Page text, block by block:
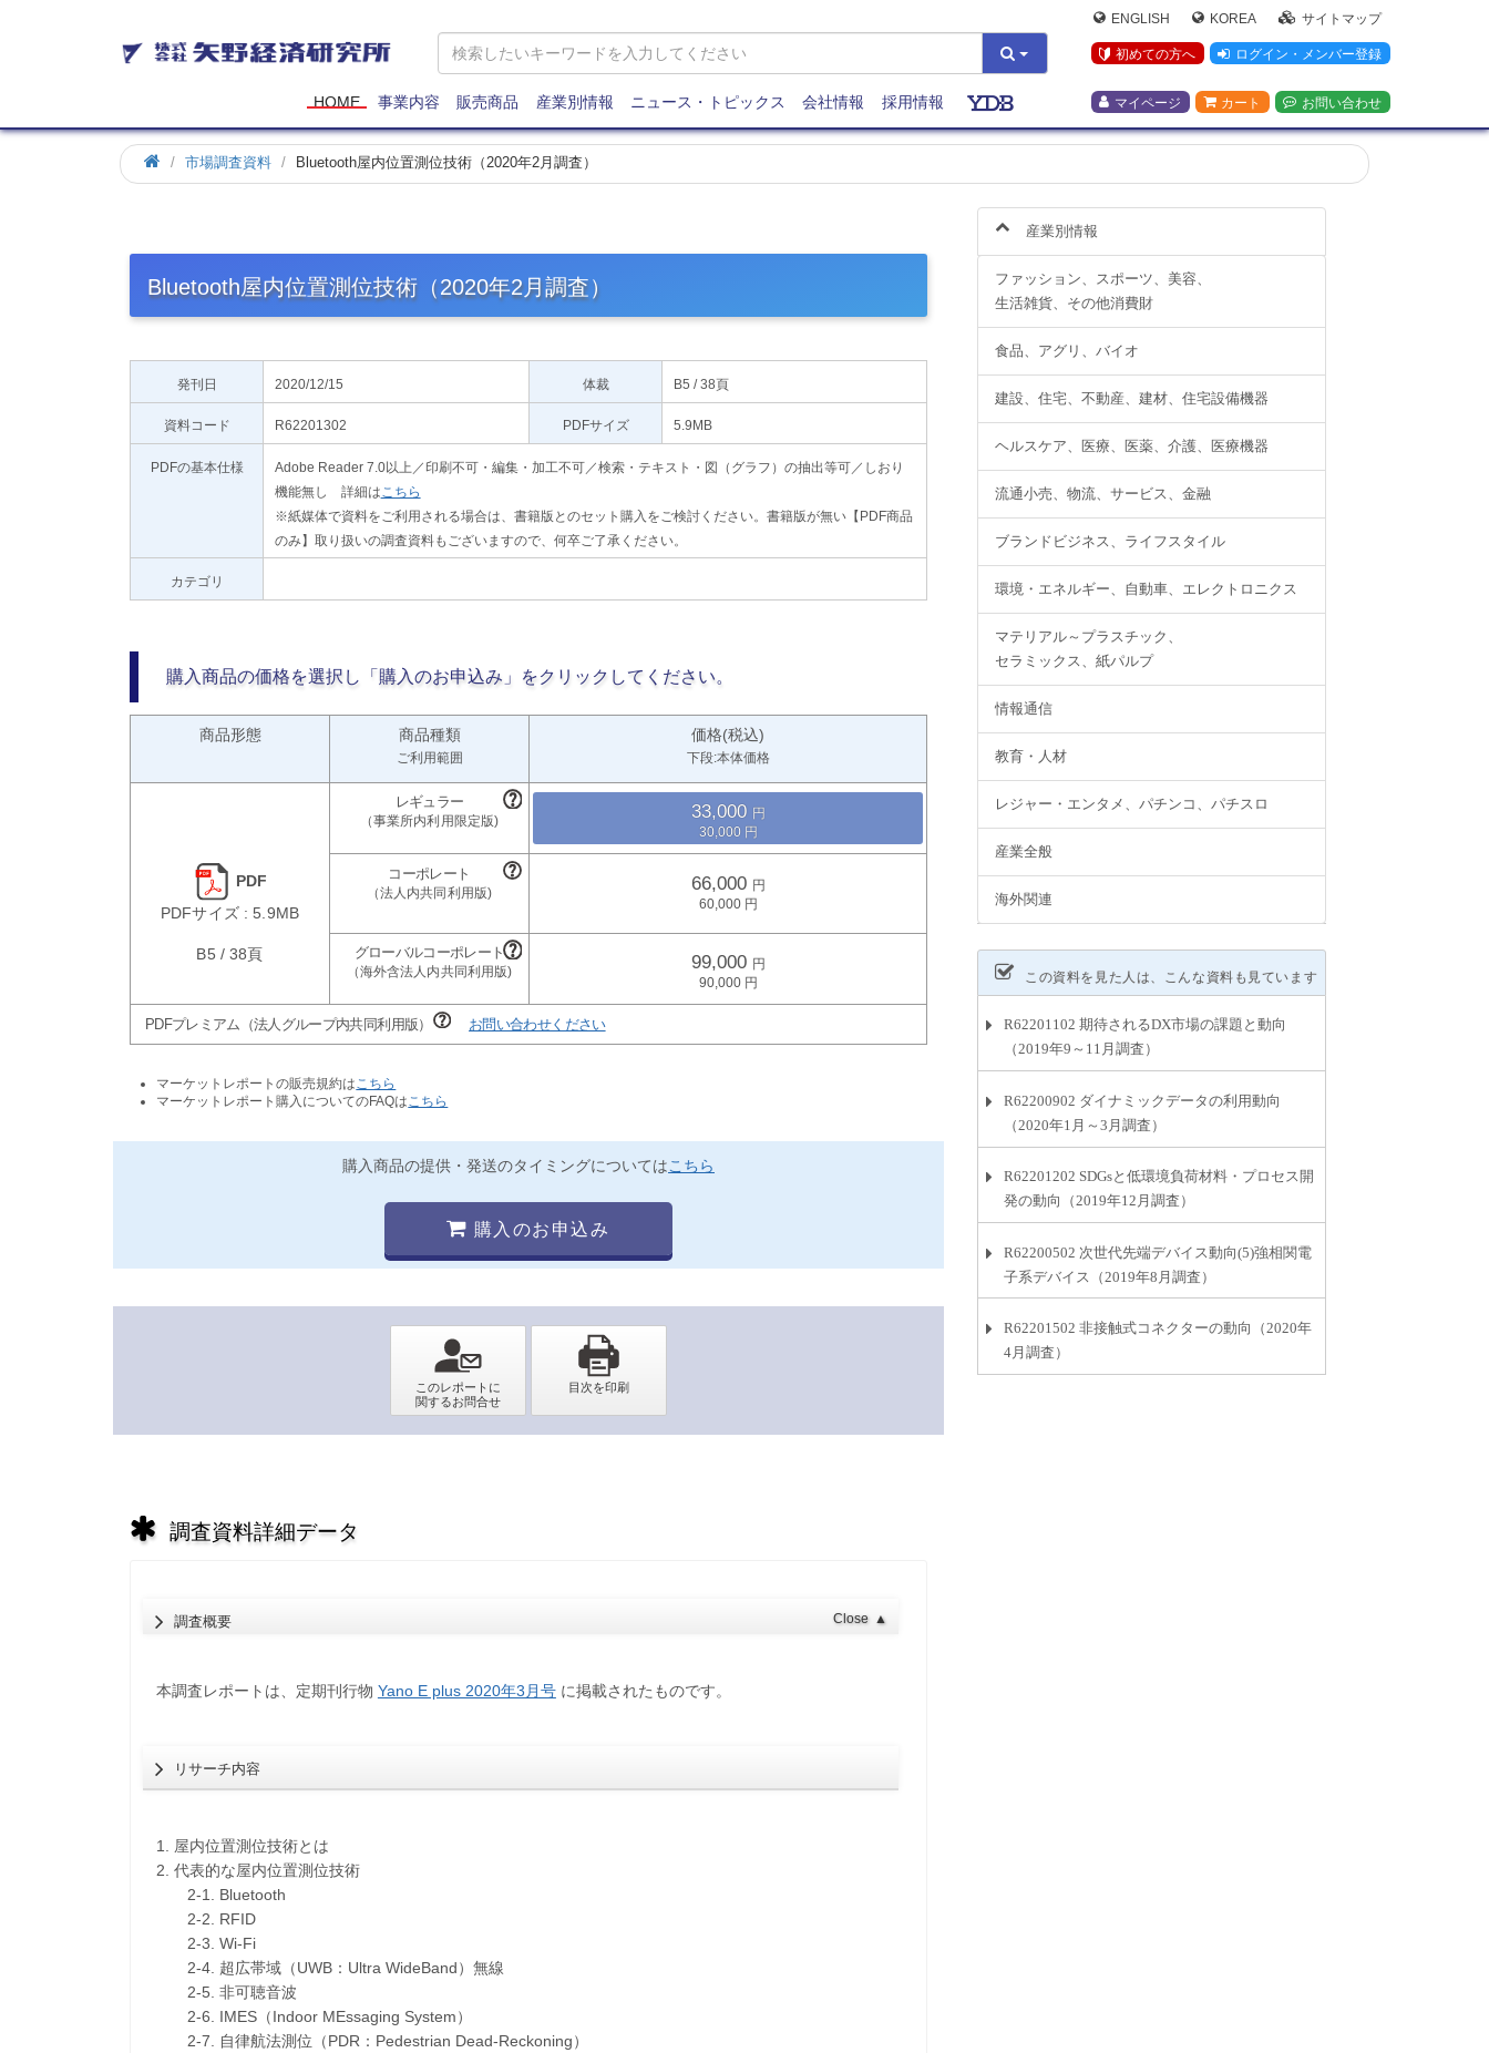
矢
野
研
究
所
ENGLISH KOREA サイトマップ
初めての方へ ログイン・メンバー登録
マイページ カート お問い合わせ
HOME 事業内容 販売商品 産業別情報 ニュース・トピックス 会社情報 採用情報
市場調査資料 Bluetooth屋内位置測位技術（2020年2月調査）
Bluetooth屋内位置測位技術（2020年2月調査）
発刊日 2020/12/15 体裁 B5 / 38頁
資料コード R62201302 PDFサイズ 5.9MB
PDFの基本仕様
Adobe Reader 7.0以上／印刷不可・編集・加工不可／検索・テキスト・図（グラフ）の抽出等可／しおり
機能無し 詳細は こちら
※紙媒体で資料をご利用される場合は、書籍版とのセット購入をご検討ください。書籍版が無い【PDF商品
のみ】取り扱いの調査資料もございますので、何卒ご了承ください。
カテゴリ
購入商品の価格を選択し「購入のお申込み」をクリックしてください。
商品形態 商品種類
ご利用範囲
価格(税込)
下段:本体価格
33,000
30,000
PDF
PDFサイズ : 5.9MB
66,000
60,000
B5 / 38頁 99,000
90,000
PDFプレミアム（法人グループ内共同利用版） お問い合わせください
マーケットレポートの販売規約は こちら
マーケットレポート購入についてのFAQは こちら
購入商品の提供・発送のタイミングについてはこちら
購入のお申込み
調査資料詳細データ
調査概要 Close ▲
本調査レポートは、定期刊行物 Yano E plus 2020年3月号に掲載されたものです。
リサーチ内容
1. 屋内位置測位技術とは
2. 代表的な屋内位置測位技術
2-1. Bluetooth
2-2. RFID
2-3. Wi-Fi
2-4. 超広帯域（UWB：Ultra WideBand）無線
2-5. 非可聴音波
2-6. IMES（Indoor MEssaging System）
2-7. 自律航法測位（PDR：Pedestrian Dead-Reckoning）
産業別情報
ファッション、スポーツ、美容、
生活雑貨、その他消費財
食品、アグリ、バイオ
建設、住宅、不動産、建材、住宅設備機器
ヘルスケア、医療、医薬、介護、医療機器
流通小売、物流、サービス、金融
ブランドビジネス、ライフスタイル
環境・エネルギー、自動車、エレクトロニクス
マテリアル～プラスチック、
セラミックス、紙パルプ
情報通信
教育・人材
レジャー・エンタメ、パチンコ、パチスロ
産業全般
海外関連
この資料を見た人は、こんな資料も見ています
R62201102 期待されるDX市場の課題と動向
（2019年9～11月調査）
R62200902 ダイナミックデータの利用動向
（2020年1月～3月調査）
R62201202 SDGsと低環境負荷材料・プロセス開
発の動向（2019年12月調査）
R62200502 次世代先端デバイス動向(5)強相関電
子系デバイス（2019年8月調査）
R62201502 非接触式コネクターの動向（2020年
4月調査）